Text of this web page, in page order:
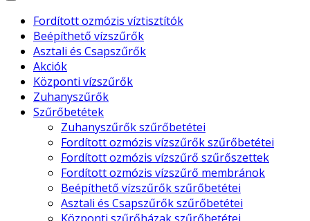
Fordított ozmózis víztisztítók
Beépíthető vízszűrők
Asztali és Csapszűrők
Akciók
Központi vízszűrők
Zuhanyszűrők
Szűrőbetétek
Zuhanyszűrők szűrőbetétei
Fordított ozmózis vízszűrők szűrőbetétei
Fordított ozmózis vízszűrő szűrőszettek
Fordított ozmózis vízszűrő membránok
Beépíthető vízszűrők szűrőbetétei
Asztali és Csapszűrők szűrőbetétei